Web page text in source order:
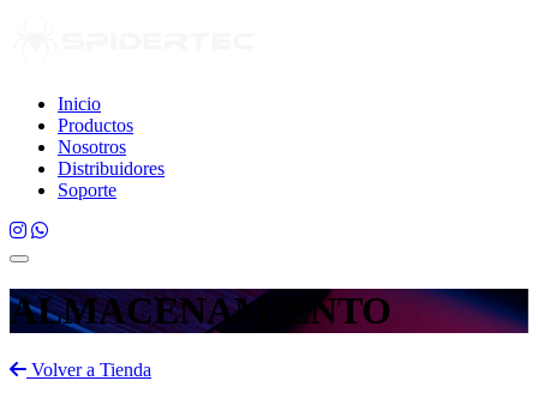
Inicio
Productos
Nosotros
Distribuidores
Soporte
ALMACENAMIENTO
Volver a Tienda